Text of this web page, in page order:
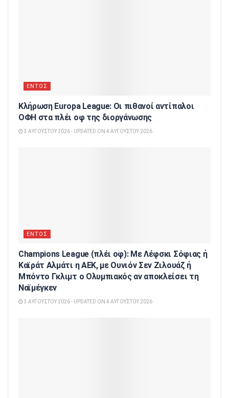
ΕΝΤΟΣ
Κλήρωση Europa League: Οι πιθανοί αντίπαλοι
ΟΦΗ στα πλέι οφ της διοργάνωσης
3 ΑΥΓΟΎΣΤΟΥ 2026 - UPDATED ON 4 ΑΥΓΟΎΣΤΟΥ 2026
ΕΝΤΟΣ
Champions League (πλέι οφ): Με Λέφσκι Σόφιας ή
Καϊράτ Αλμάτι η ΑΕΚ, με Ουνιόν Σεν Ζιλουάζ ή
Μπόντο Γκλιμτ ο Ολυμπιακός αν αποκλείσει τη
Ναϊμέγκεν
3 ΑΥΓΟΎΣΤΟΥ 2026 - UPDATED ON 4 ΑΥΓΟΎΣΤΟΥ 2026